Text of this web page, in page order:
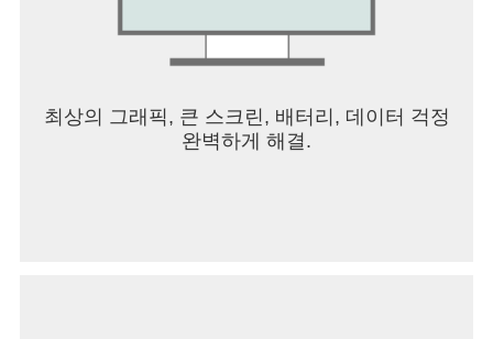
최상의 그래픽, 큰 스크린, 배터리, 데이터 걱정
완벽하게 해결.